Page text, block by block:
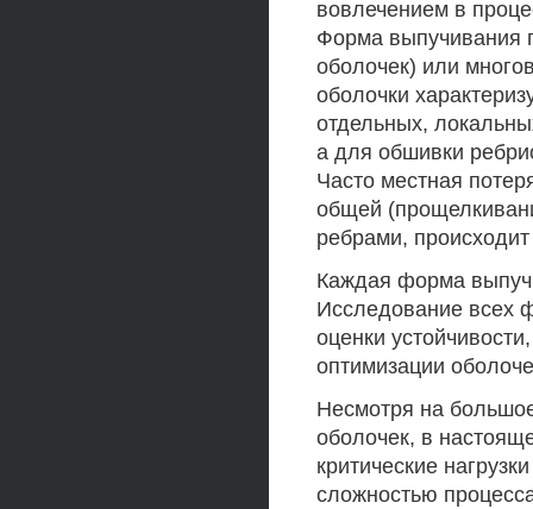
вовлечением в
Форма выпучивания
оболочек) или
оболочки
отдельных,
а для обшивки
Часто местная
общей
ребрами,
Каждая форма
Исследование всех
оценки
оптимизации
Несмотря на
оболочек, в
критические
сложностью